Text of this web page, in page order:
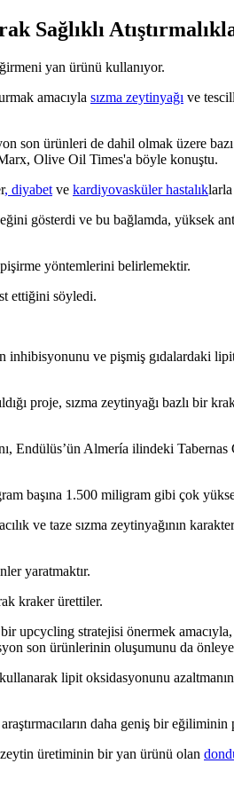
Sağlıklı
yan ürünü kullanıyor.
amacıyla sızma zeytinyağı ve
son ürünleri de dahil olmak üzere
Marx, Olive Oil Times'a böyle konuştu.
, diyabet ve kardiyovasküler hastalık
gösterdi ve bu bağlamda, yüksek
yöntemlerini belirlemektir.
ettiğini söyledi.
ve pişmiş gıdalardaki
proje, sızma zeytinyağı bazlı bir
Endülüs’ün Almería ilindeki
başına 1.500 miligram gibi çok
ve taze sızma zeytinyağının
yaratmaktır.
kraker ürettiler.
upcycling stratejisi önermek
son ürünlerinin oluşumunu da
lipit oksidasyonunu
daha geniş bir eğiliminin
üretiminin bir yan ürünü olan